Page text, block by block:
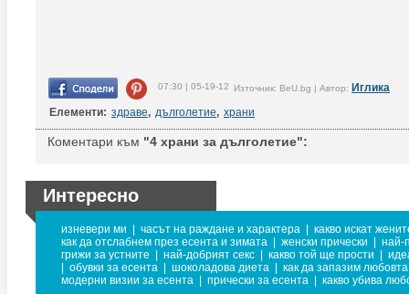
07:30 | 05-19-12 Източник: BeU.bg | Автор: Иглика
Елементи: здраве, дълголетие, храни
Коментари към "4 храни за дълголетие":
Интересно
изневери ми часът на раждане и характера
какво искат
как да отслабнем през есента и зимата
женски прически
най-
грижи за устните
най-добрият секс какво той ще прости
обувки за есента шоколадова диета
как да запазим любовта
модерни визии за есента
прически за есента какво убива